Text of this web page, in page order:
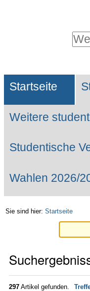
Website
Suche…
Sektionen
Startseite
Weitere
Studentische
Wahlen 2026/
Sie sind hier: Startseite
297 Artikel gefunden.